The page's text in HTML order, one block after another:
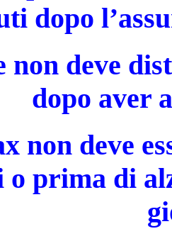
dopo
non deve
dopo aver
non deve
o prima di